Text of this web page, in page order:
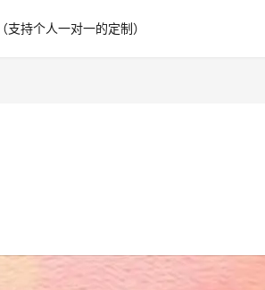
支持个人一对一的定制）